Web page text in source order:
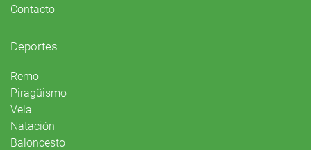
Contacto
Deportes
Remo
Piragüismo
Vela
Natación
Baloncesto